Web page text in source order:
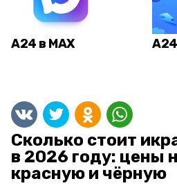
А24 в MAX
Сколько стоит
в 2026 году: цены
красную и чёрную